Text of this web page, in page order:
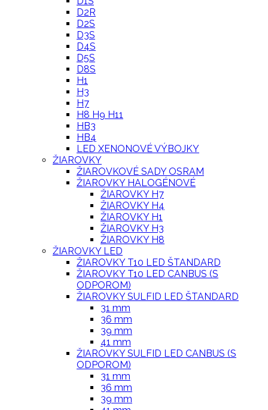
D2R
D2S
D3S
D4S
D5S
D8S
H1
H3
H7
H8 H9 H11
HB3
HB4
LED XENONOVÉ VÝBOJKY
ŽIAROVKY
ŽIAROVKOVÉ SADY OSRAM
ŽIAROVKY HALOGÉNOVÉ
ŽIAROVKY H7
ŽIAROVKY H4
ŽIAROVKY H1
ŽIAROVKY H3
ŽIAROVKY H8
ŽIAROVKY LED
ŽIAROVKY T10 LED ŠTANDARD
ŽIAROVKY T10 LED CANBUS (S
ODPOROM)
ŽIAROVKY SULFID LED ŠTANDARD
31 mm
36 mm
39 mm
41 mm
ŽIAROVKY SULFID LED CANBUS (S
ODPOROM)
31 mm
36 mm
39 mm